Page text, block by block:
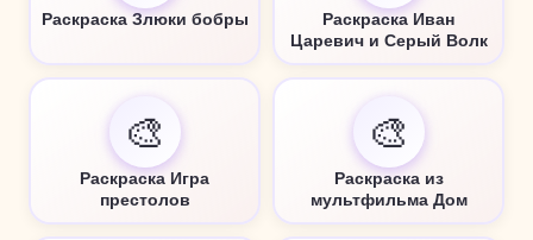
Раскраска Злюки бобры
Раскраска Иван
Царевич и Серый Волк
🎨
Раскраска Игра
престолов
🎨
Раскраска из
мультфильма Дом